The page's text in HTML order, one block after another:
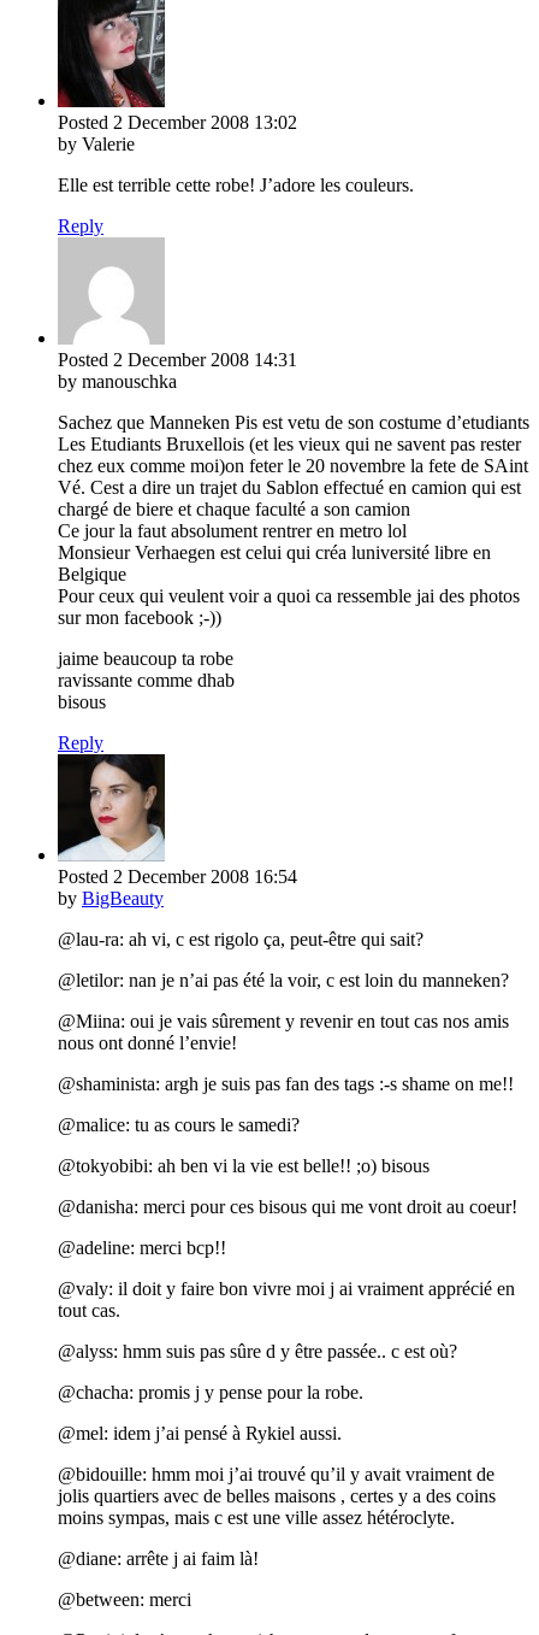
Posted 2 December 2008 13:02
by Valerie
Elle est terrible cette robe! J’adore les couleurs.
Reply
Posted 2 December 2008 14:31
by manouschka
Sachez que Manneken Pis est vetu de son costume d’etudiants
Les Etudiants Bruxellois (et les vieux qui ne savent pas rester
chez eux comme moi)on feter le 20 novembre la fete de SAint
Vé. Cest a dire un trajet du Sablon effectué en camion qui est
chargé de biere et chaque faculté a son camion
Ce jour la faut absolument rentrer en metro lol
Monsieur Verhaegen est celui qui créa luniversité libre en
Belgique
Pour ceux qui veulent voir a quoi ca ressemble jai des photos
sur mon facebook ;-))
jaime beaucoup ta robe
ravissante comme dhab
bisous
Reply
Posted 2 December 2008 16:54
by BigBeauty
@lau-ra: ah vi, c est rigolo ça, peut-être qui sait?
@letilor: nan je n’ai pas été la voir, c est loin du manneken?
@Miina: oui je vais sûrement y revenir en tout cas nos amis
nous ont donné l’envie!
@shaminista: argh je suis pas fan des tags :-s shame on me!!
@malice: tu as cours le samedi?
@tokyobibi: ah ben vi la vie est belle!! ;o) bisous
@danisha: merci pour ces bisous qui me vont droit au coeur!
@adeline: merci bcp!!
@valy: il doit y faire bon vivre moi j ai vraiment apprécié en
tout cas.
@alyss: hmm suis pas sûre d y être passée.. c est où?
@chacha: promis j y pense pour la robe.
@mel: idem j’ai pensé à Rykiel aussi.
@bidouille: hmm moi j’ai trouvé qu’il y avait vraiment de
jolis quartiers avec de belles maisons , certes y a des coins
moins sympas, mais c est une ville assez hétéroclyte.
@diane: arrête j ai faim là!
@between: merci